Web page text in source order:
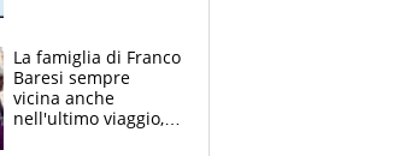
La famiglia di Franco
Baresi sempre
vicina anche
nell'ultimo viaggio,